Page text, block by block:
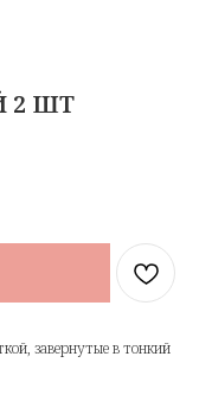
2 ШТ
завернутые в тонкий